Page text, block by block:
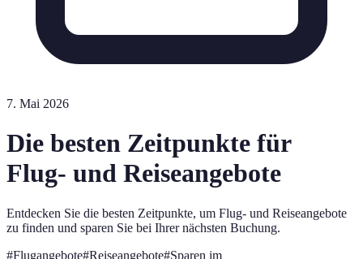
7. Mai 2026
Die besten Zeitpunkte für
Flug- und Reiseangebote
Entdecken Sie die besten Zeitpunkte, um Flug- und Reiseangebote
zu finden und sparen Sie bei Ihrer nächsten Buchung.
#Flugangebote#Reiseangebote#Sparen im